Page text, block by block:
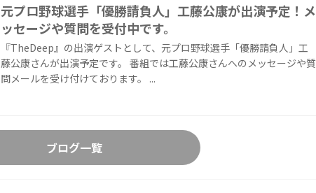
元プロ野球選手「優勝請負人」工藤公康が出演予定！メ
ッセージや質問を受付中です。
『TheDeep』の出演ゲストとして、元プロ野球選手「優勝請負人」工
藤公康さんが出演予定です。 番組では工藤公康さんへのメッセージや質
問メールを受け付けております。 ...
ブログ一覧